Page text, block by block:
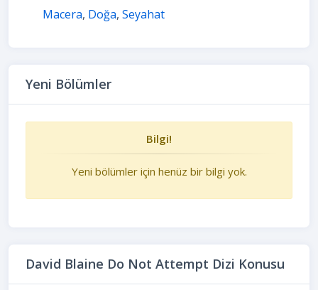
Macera, Doğa, Seyahat
Yeni Bölümler
Bilgi!
Yeni bölümler için henüz bir bilgi yok.
David Blaine Do Not Attempt Dizi Konusu